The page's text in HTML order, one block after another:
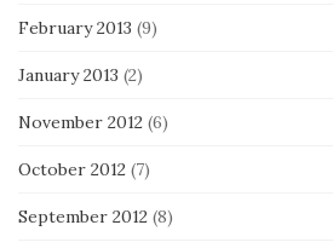
February 2013 (9)
January 2013 (2)
November 2012 (6)
October 2012 (7)
September 2012 (8)